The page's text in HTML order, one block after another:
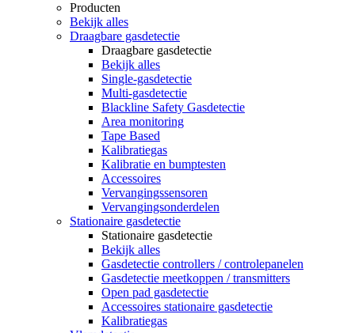
Producten
Bekijk alles
Draagbare gasdetectie
Draagbare gasdetectie
Bekijk alles
Single-gasdetectie
Multi-gasdetectie
Blackline Safety Gasdetectie
Area monitoring
Tape Based
Kalibratiegas
Kalibratie en bumptesten
Accessoires
Vervangingssensoren
Vervangingsonderdelen
Stationaire gasdetectie
Stationaire gasdetectie
Bekijk alles
Gasdetectie controllers / controlepanelen
Gasdetectie meetkoppen / transmitters
Open pad gasdetectie
Accessoires stationaire gasdetectie
Kalibratiegas